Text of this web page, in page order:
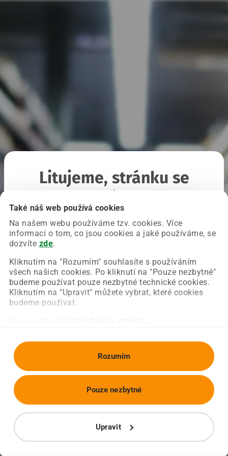
Také náš web používá cookies
Na našem webu používáme tzv. cookies. Více
informací o tom, co jsou cookies a jaké používáme, se
dozvíte zde.
Kliknutím na "Rozumím" souhlasíte s používáním
všech našich cookies. Po kliknutí na "Pouze nezbytné"
budeme používat pouze nezbytné technické cookies.
Kliknutím na "Upravit" můžete vybrat, které cookies
budeme používat.
Rozumím
Upravit
Pouze nezbytné
Litujeme, stránku se
Chyba nastala na naší straně a už ji opravujeme.
Zkuste prosím znovu načíst požadovanou stránku.
Obnovit stránku Úvodní strana